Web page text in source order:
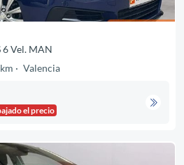
6 Vel. MAN
Valencia
el precio